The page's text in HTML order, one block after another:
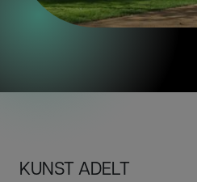
KUNST ADELT